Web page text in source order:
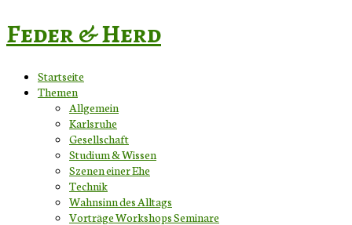
Feder & Herd
Startseite
Themen
Allgemein
Karlsruhe
Gesellschaft
Studium & Wissen
Szenen einer Ehe
Technik
Wahnsinn des Alltags
Vorträge Workshops Seminare